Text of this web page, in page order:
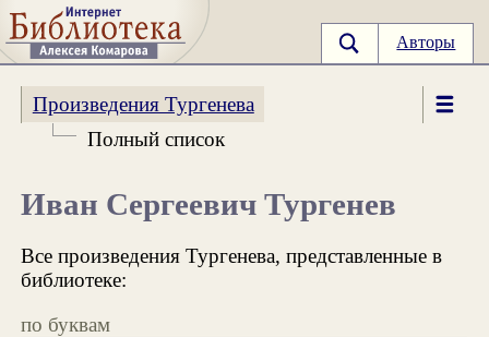
Авторы
Произведения Тургенева
Полный список
Иван Сергеевич Тургенев
Все произведения Тургенева, представленные в
библиотеке:
по буквам